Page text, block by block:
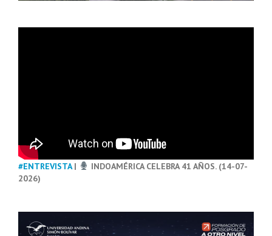
#ENTREVISTA|
INDOAMÉRICA CELEBRA 41 AÑOS. (14-07-
2026)